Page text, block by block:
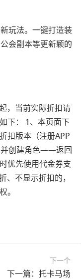
玩法。一键打造装
会副本等更新颖的
，当前实际折扣请
下： 1、本页面下
版本（注册APP
创建角色——返回
优先使用代金券支
、不显示折扣的，
。
下一个
下一篇：托卡马场